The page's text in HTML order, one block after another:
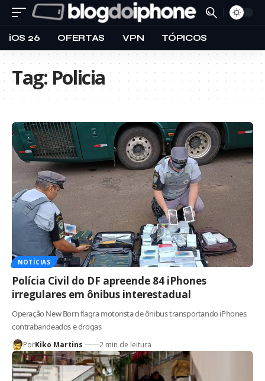
iOS 26 OFERTAS VPN TÓPICOS
Tag:Policia
NOTÍCIAS
Polícia Civil do DF apreende 84 iPhones
irregulares em ônibus interestadual
Operação New Born flagra motorista de ônibus transportando iPhones
contrabandeados e drogas
PorKiko Martins 2 min de leitura